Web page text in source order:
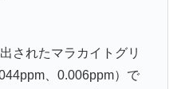
されたマラカイトグリ
、0.006ppm）で